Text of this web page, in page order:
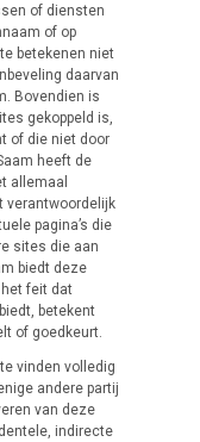
of diensten
of op
betekenen niet
daarvan
Bovendien is
gekoppeld is,
of die niet door
heeft de
allemaal
verantwoordelijk
pagina’s die
sites die aan
biedt deze
het feit dat
betekent
of goedkeurt.
vinden volledig
andere partij
van deze
indirecte